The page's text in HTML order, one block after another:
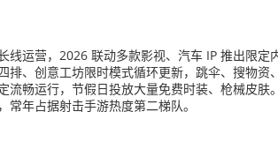
线运营，2026 联动多款影视、汽车 IP 推出限定
排、创意工坊限时模式循环更新，跳伞、搜物资
流畅运行，节假日投放大量免费时装、枪械皮肤
年占据射击手游热度第二梯队。